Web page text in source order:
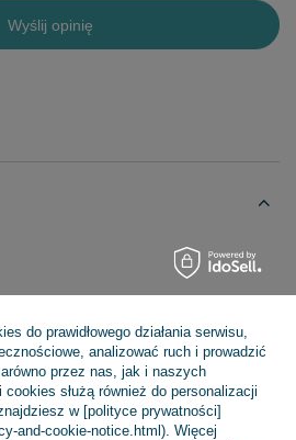
Wyślij opinię
do prawidłowego działania serwisu,
analizować ruch i prowadzić
przez nas, jak i naszych
służą również do personalizacji
w [polityce prywatności]
and-cookie-notice.html). Więcej